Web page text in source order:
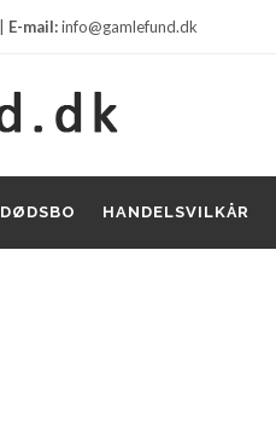
E-mail:info@gamlefund.dk
DØDSBO HANDELSVILKÅR